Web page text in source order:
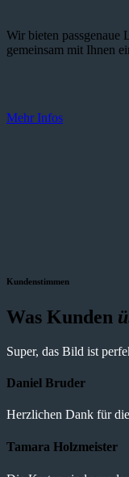
Wir bieten passgenaue
gemeinsam mit Ihnen
Mehr Infos
Kundenstimmen
Was Kunden
Super, das Bild ist
Daniel Bruder
Herzlichen Dank für
Tamara Holzmeister